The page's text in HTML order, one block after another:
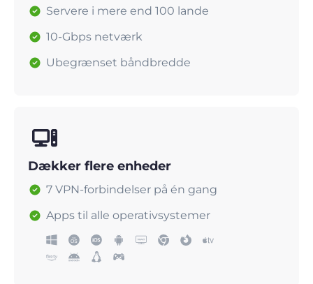
Servere i mere end 100 lande
10-Gbps netværk
Ubegrænset båndbredde
Dækker flere enheder
7 VPN-forbindelser på én gang
Apps til alle operativsystemer